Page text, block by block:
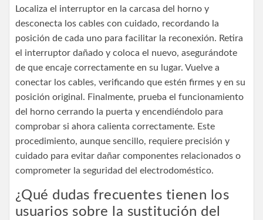
Localiza el interruptor en la carcasa del horno y
desconecta los cables con cuidado, recordando la
posición de cada uno para facilitar la reconexión. Retira
el interruptor dañado y coloca el nuevo, asegurándote
de que encaje correctamente en su lugar. Vuelve a
conectar los cables, verificando que estén firmes y en su
posición original. Finalmente, prueba el funcionamiento
del horno cerrando la puerta y encendiéndolo para
comprobar si ahora calienta correctamente. Este
procedimiento, aunque sencillo, requiere precisión y
cuidado para evitar dañar componentes relacionados o
comprometer la seguridad del electrodoméstico.
¿Qué dudas frecuentes tienen los
usuarios sobre la sustitución del